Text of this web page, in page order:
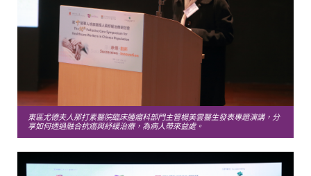
東區尤德夫人那打素醫院臨床腫瘤科部門主管楊美雲醫生發表專題演講，分
享如何透過融合抗癌與紓緩治療，為病人帶來益處。